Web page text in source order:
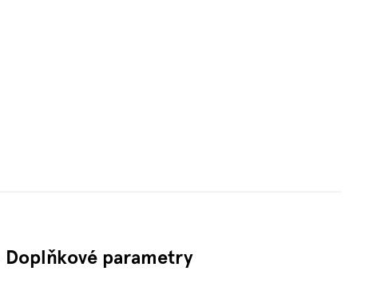
Doplňkové parametry